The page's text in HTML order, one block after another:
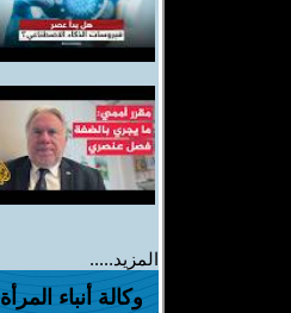
المزيد.....
وكالة أنباء المرأة